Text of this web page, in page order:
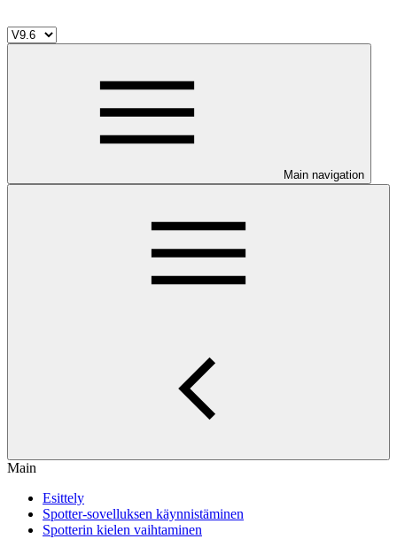
Main navigation
Main
Esittely
Spotter-sovelluksen käynnistäminen
Spotterin kielen vaihtaminen